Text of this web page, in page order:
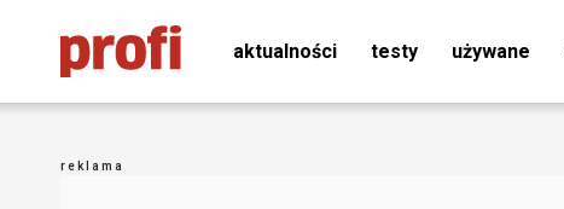
aktualności testy używane